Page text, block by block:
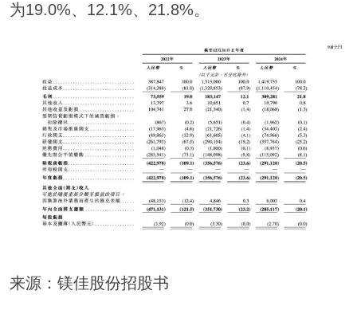
为19.0%、12.1%、21.8%。
来源：镁佳股份招股书